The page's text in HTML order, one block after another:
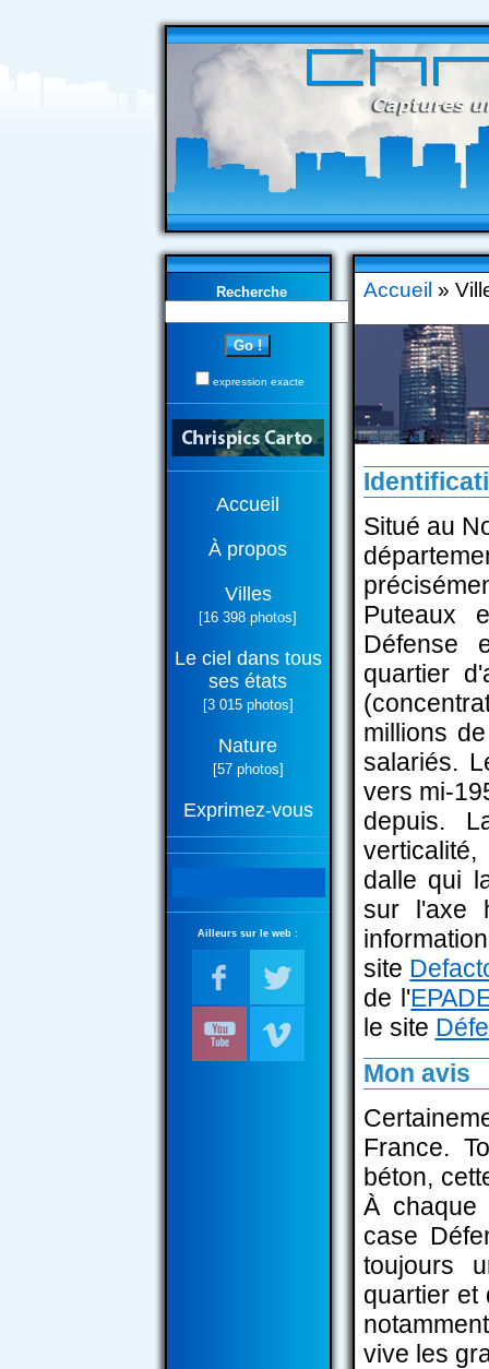
Recherche
expression exacte
Accueil
À propos
Villes
[16 398 photos]
Le ciel dans tous
ses états
[3 015 photos]
Nature
[57 photos]
Exprimez-vous
Ailleurs sur le web :
Accueil »
Situé au
Puteaux
Défense
quartier
millions
salariés.
vers mi-
depuis.
dalle qui
sur l'axe
site
de l'
le site
Mon avis
France.
béton,
À
case
toujours
quartier et
vive les